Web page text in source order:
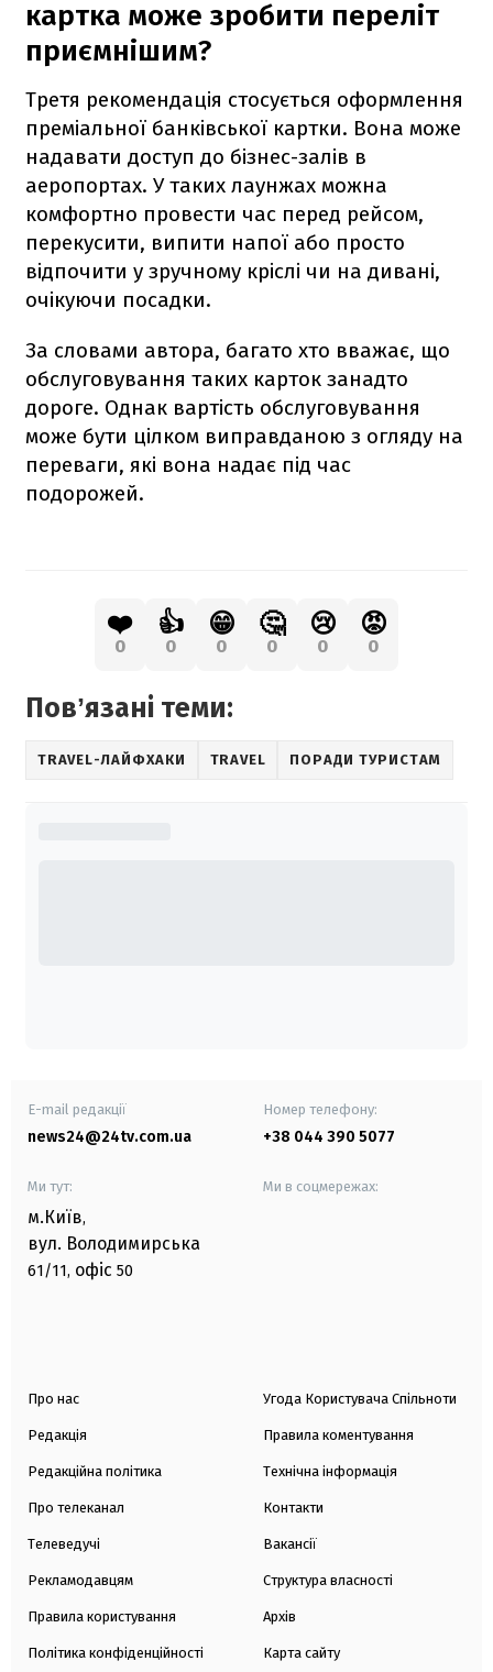
картка може зробити переліт
приємнішим?
Третя рекомендація стосується оформлення
преміальної банківської картки. Вона може
надавати доступ до бізнес-залів в
аеропортах. У таких лаунжах можна
комфортно провести час перед рейсом,
перекусити, випити напої або просто
відпочити у зручному кріслі чи на дивані,
очікуючи посадки.
За словами автора, багато хто вважає, що
обслуговування таких карток занадто
дороге. Однак вартість обслуговування
може бути цілком виправданою з огляду на
переваги, які вона надає під час
подорожей.
❤️
0
👍
0
😁
0
🤔
0
😢
0
😡
0
Повʼязані теми:
TRAVEL-ЛАЙФХАКИ TRAVEL ПОРАДИ ТУРИСТАМ
E-mail редакції
news24@24tv.com.ua
Номер телефону:
+38 044 390 5077
Ми тут:
м.Київ,
вул. Володимирська
61/11, офіс 50
Ми в соцмережах:
Про нас
Редакція
Редакційна політика
Про телеканал
Телеведучі
Рекламодавцям
Правила користування
Політика конфіденційності
Угода Користувача Спільноти
Правила коментування
Технічна інформація
Контакти
Вакансії
Структура власності
Архів
Карта сайту